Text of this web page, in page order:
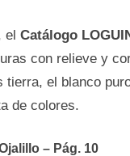
el Catálogo
con relieve y
tierra, el blanco
de colores.
– Pág. 10